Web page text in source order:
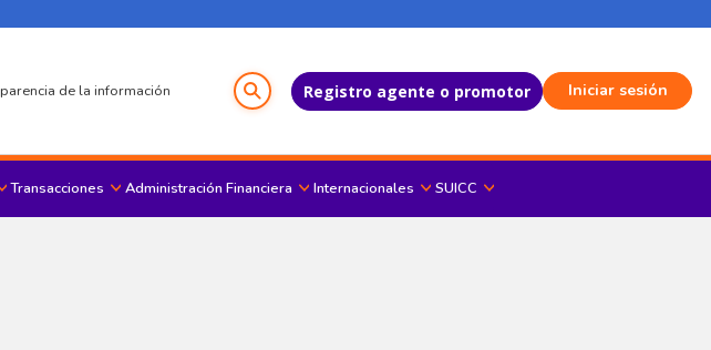
de la información Registro agente o promotor Iniciar sesión
principal
Transacciones Administración Financiera Internacionales SUICC